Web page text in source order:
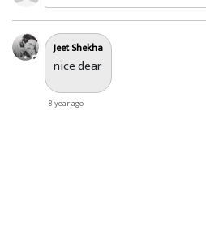
मैं कहाँ ढूढूँ
इस दुनिया में
उस दुनिया में
बर्फ जमी है
Jeet Shekha
nice dear
8 year ago